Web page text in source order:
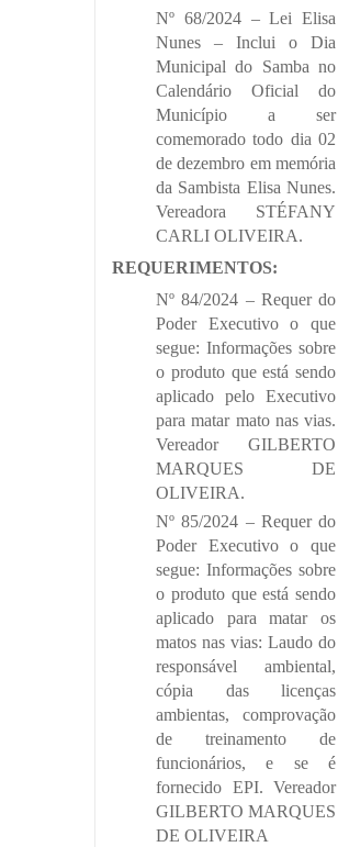
Nº 68/2024 – Lei Elisa
Nunes – Inclui o Dia
Municipal do Samba no
Calendário Oficial do
Município a ser
comemorado todo dia 02
de dezembro em memória
da Sambista Elisa Nunes.
Vereadora STÉFANY
CARLI OLIVEIRA.
REQUERIMENTOS:
Nº 84/2024 – Requer do
Poder Executivo o que
segue: Informações sobre
o produto que está sendo
aplicado pelo Executivo
para matar mato nas vias.
Vereador GILBERTO
MARQUES DE
OLIVEIRA.
Nº 85/2024 – Requer do
Poder Executivo o que
segue: Informações sobre
o produto que está sendo
aplicado para matar os
matos nas vias: Laudo do
responsável ambiental,
cópia das licenças
ambientas, comprovação
de treinamento de
funcionários, e se é
fornecido EPI. Vereador
GILBERTO MARQUES
DE OLIVEIRA